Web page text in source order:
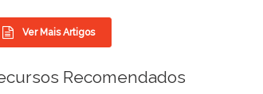
Ver Mais Artigos
Recomendados